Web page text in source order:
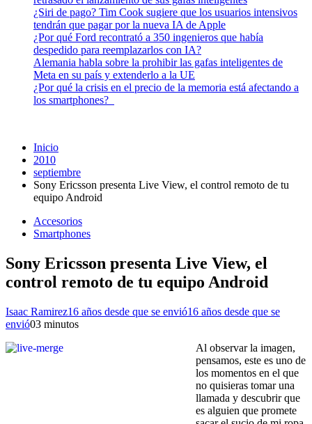
¿Siri de pago? Tim Cook sugiere que los usuarios intensivos
tendrán que pagar por la nueva IA de Apple
¿Por qué Ford recontrató a 350 ingenieros que había
despedido para reemplazarlos con IA?
Alemania habla sobre la prohibir las gafas inteligentes de
Meta en su país y extenderlo a la UE
¿Por qué la crisis en el precio de la memoria está afectando a
los smartphones?
Inicio
2010
septiembre
Sony Ericsson presenta Live View, el control remoto de tu
equipo Android
Accesorios
Smartphones
Sony Ericsson presenta Live View, el
control remoto de tu equipo Android
Isaac Ramirez16 años desde que se envió16 años desde que se
envió03 minutos
Al observar la imagen,
pensamos, este es uno de
los momentos en el que
no quisieras tomar una
llamada y descubrir que
es alguien que promete